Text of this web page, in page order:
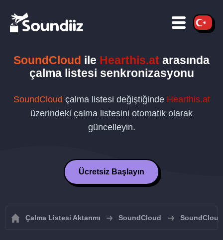
SoundCloud ile Hearthis.at arasında
çalma listesi senkronizasyonu
SoundCloud çalma listesi değiştiğinde Hearthis.at
üzerindeki çalma listesini otomatik olarak
güncelleyin.
Ücretsiz Başlayın
Çalma Listesi Aktarımı SoundCloud